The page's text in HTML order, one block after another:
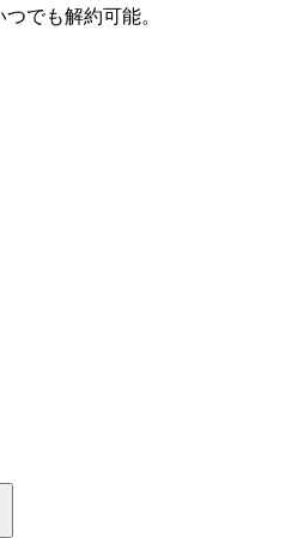
でも解約可能。